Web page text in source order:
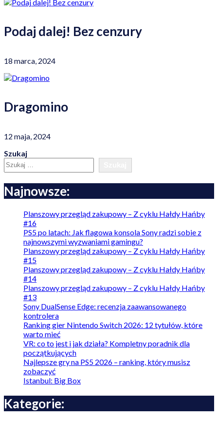
Podaj dalej! Bez cenzury
18 marca, 2024
Dragomino
12 maja, 2024
Szukaj
Najnowsze:
Planszowy przegląd zakupowy – Z cyklu Hałdy Hańby
#16
PS5 po latach: Jak flagowa konsola Sony radzi sobie z
najnowszymi wyzwaniami gamingu?
Planszowy przegląd zakupowy – Z cyklu Hałdy Hańby
#15
Planszowy przegląd zakupowy – Z cyklu Hałdy Hańby
#14
Planszowy przegląd zakupowy – Z cyklu Hałdy Hańby
#13
Sony DualSense Edge: recenzja zaawansowanego
kontrolera
Ranking gier Nintendo Switch 2026: 12 tytułów, które
warto mieć
VR: co to jest i jak działa? Kompletny poradnik dla
początkujących
Najlepsze gry na PS5 2026 – ranking, który musisz
zobaczyć
Istanbul: Big Box
Kategorie: